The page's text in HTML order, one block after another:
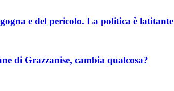
e del pericolo. La politica è latitante
di Grazzanise, cambia qualcosa?